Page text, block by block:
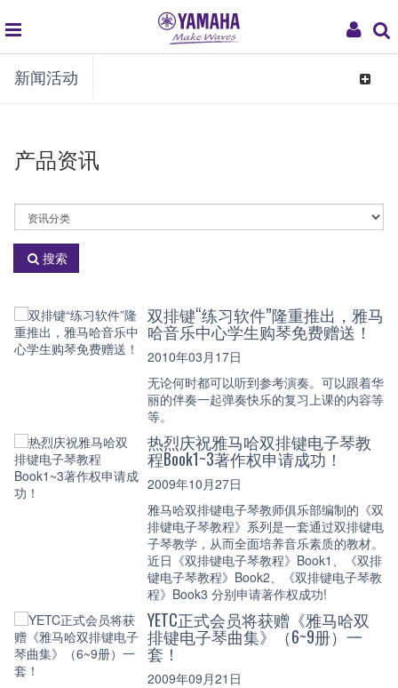
My
global
navigation
新闻活动
Toggle
产品资讯
选
择
资
分
搜索
双排键“练习软件”隆重推出，雅马
哈音乐中心学生购琴免费赠送！
2010年03月17日
无论何时都可以听到参考演奏。可以跟着华
丽的伴奏一起弹奏快乐的复习上课的内容等
等。
热烈庆祝雅马哈双排键电子琴教
程Book1~3著作权申请成功！
2009年10月27日
雅马哈双排键电子琴教师俱乐部编制的《双
排键电子琴教程》系列是一套通过双排键电
子琴教学，从而全面培养音乐素质的教材。
近日《双排键电子琴教程》Book1、《双排
键电子琴教程》Book2、《双排键电子琴教
程》Book3 分别申请著作权成功!
YETC正式会员将获赠《雅马哈双
排键电子琴曲集》（6~9册）一
套！
2009年09月21日